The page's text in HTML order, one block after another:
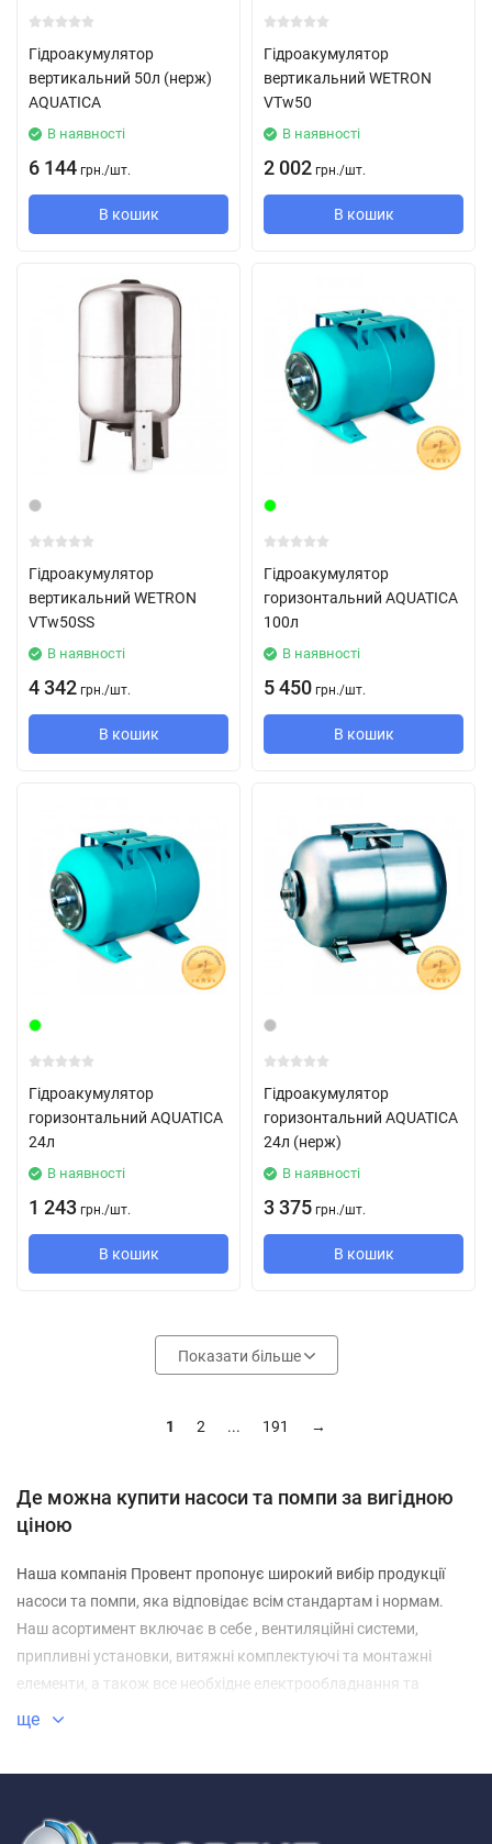
Гідроакумулятор
вертикальний 50л (нерж)
AQUATICA
В наявності
6 144 грн./шт.
В кошик
Гідроакумулятор
вертикальний WETRON
VTw50
В наявності
2 002 грн./шт.
В кошик
Гідроакумулятор
вертикальний WETRON
VTw50SS
В наявності
4 342 грн./шт.
В кошик
Гідроакумулятор
горизонтальний AQUATICA
100л
В наявності
5 450 грн./шт.
В кошик
Гідроакумулятор
горизонтальний AQUATICA
24л
В наявності
1 243 грн./шт.
В кошик
Гідроакумулятор
горизонтальний AQUATICA
24л (нерж)
В наявності
3 375 грн./шт.
В кошик
Показати більше
1 2 ... 191 →
Де можна купити насоси та помпи за вигідною
ціною
Наша компанія Провент пропонує широкий вибір продукції
насоси та помпи, яка відповідає всім стандартам і нормам.
Наш асортимент включає в себе , вентиляційні системи,
припливні установки, витяжні комплектуючі та монтажні
елементи, а також все необхідне електрообладнання та
насоси.
наборі, виробника, потужності, комплектації та ін.
ще